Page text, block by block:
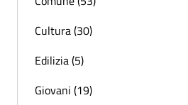
Cultura (30)
Edilizia (5)
Giovani (19)